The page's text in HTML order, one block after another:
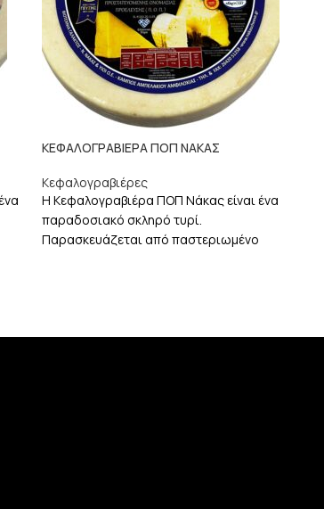
ΚΕΦΑΛΟΓΡΑΒΙΕΡΑ ΠΟΠ ΝΑΚΑΣ
Κεφαλογραβιέρες
Η Κεφαλογραβιέρα ΠΟΠ Νάκας είναι ένα
παραδοσιακό σκληρό τυρί.
Παρασκευάζεται από παστεριωμένο